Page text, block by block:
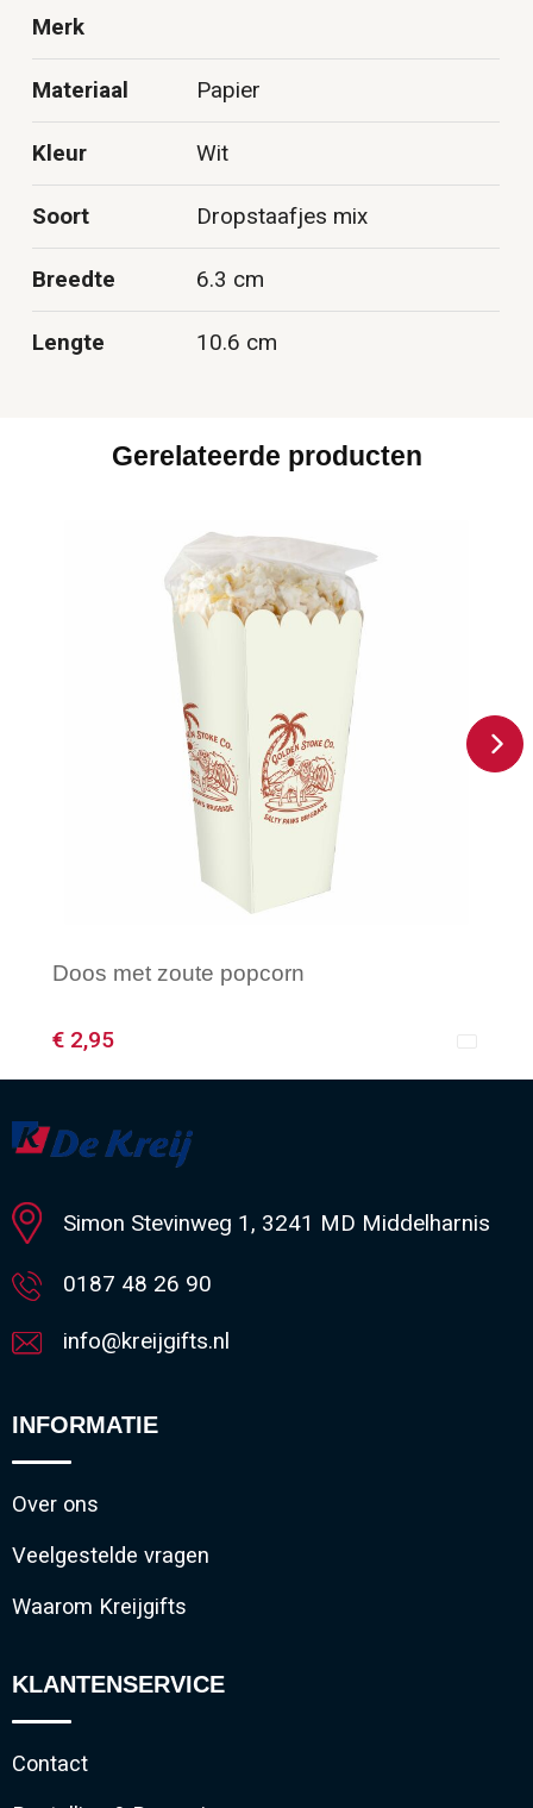
Merk
Materiaal Papier
Kleur Wit
Soort Dropstaafjes mix
Breedte 6.3 cm
Lengte 10.6 cm
Gerelateerde producten
Doos met zoute popcorn
€ 2,95
Minimale afname: 250
Simon Stevinweg 1, 3241 MD Middelharnis
0187 48 26 90
info@kreijgifts.nl
INFORMATIE
Over ons
Veelgestelde vragen
Waarom Kreijgifts
KLANTENSERVICE
Contact